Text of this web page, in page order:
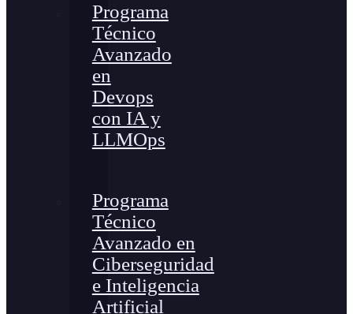
Programa
Técnico
Avanzado
en
Devops
con IA y
LLMOps
Programa
Técnico
Avanzado en
Ciberseguridad
e Inteligencia
Artificial